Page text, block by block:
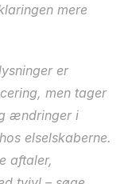
mere
er
men tager
ændringer i
elselskaberne.
aftaler,